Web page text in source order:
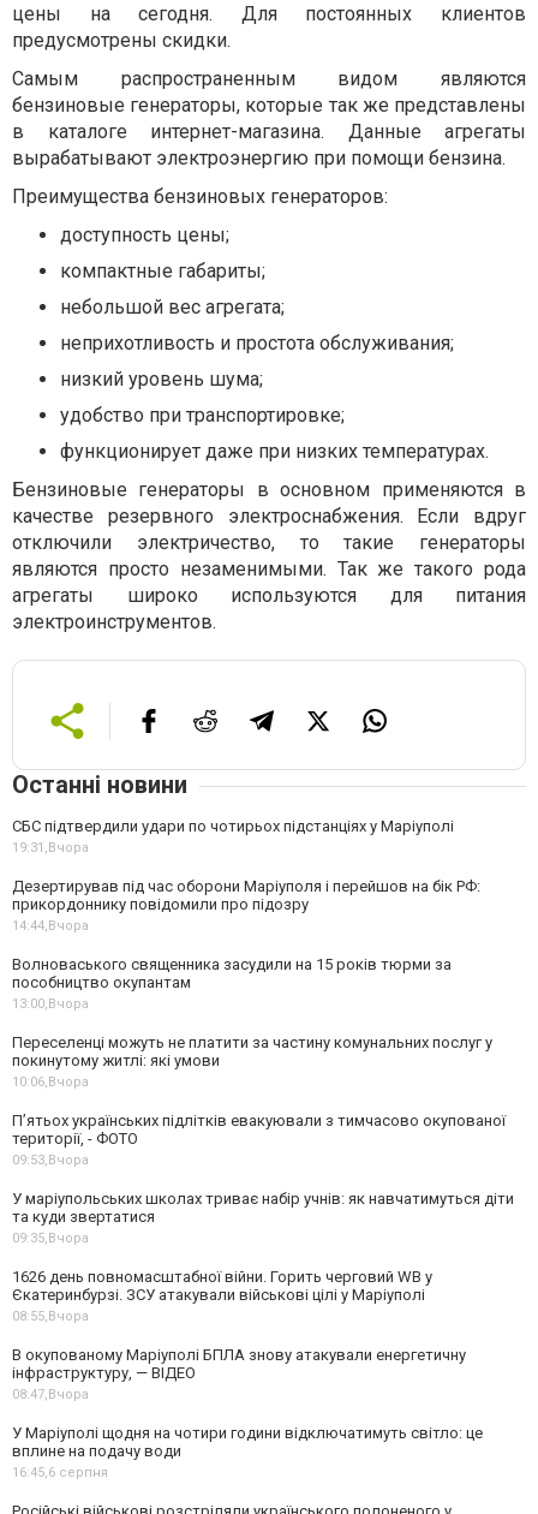
цены на сегодня. Для постоянных клиентов
предусмотрены скидки.
Самым распространенным видом являются
бензиновые генераторы, которые так же представлены
в каталоге интернет-магазина. Данные агрегаты
вырабатывают электроэнергию при помощи бензина.
Преимущества бензиновых генераторов:
доступность цены;
компактные габариты;
небольшой вес агрегата;
неприхотливость и простота обслуживания;
низкий уровень шума;
удобство при транспортировке;
функционирует даже при низких температурах.
Бензиновые генераторы в основном применяются в
качестве резервного электроснабжения. Если вдруг
отключили электричество, то такие генераторы
являются просто незаменимыми. Так же такого рода
агрегаты широко используются для питания
электроинструментов.
Останні новини
СБС підтвердили удари по чотирьох підстанціях у Маріуполі
19:31,Вчора
Дезертирував під час оборони Маріуполя і перейшов на бік РФ:
прикордоннику повідомили про підозру
14:44,Вчора
Волноваського священника засудили на 15 років тюрми за
пособництво окупантам
13:00,Вчора
Переселенці можуть не платити за частину комунальних послуг у
покинутому житлі: які умови
10:06,Вчора
П’ятьох українських підлітків евакуювали з тимчасово окупованої
території, - ФОТО
09:53,Вчора
У маріупольських школах триває набір учнів: як навчатимуться діти
та куди звертатися
09:35,Вчора
1626 день повномасштабної війни. Горить черговий WB у
Єкатеринбурзі. ЗСУ атакували військові цілі у Маріуполі
08:55,Вчора
В окупованому Маріуполі БПЛА знову атакували енергетичну
інфраструктуру, — ВІДЕО
08:47,Вчора
У Маріуполі щодня на чотири години відключатимуть світло: це
вплине на подачу води
16:45,6 серпня